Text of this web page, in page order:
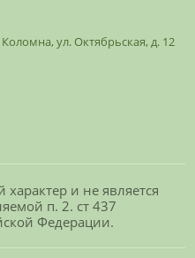
ул. Октябрьская, д. 12
и не является
п. 2. ст 437
Федерации.